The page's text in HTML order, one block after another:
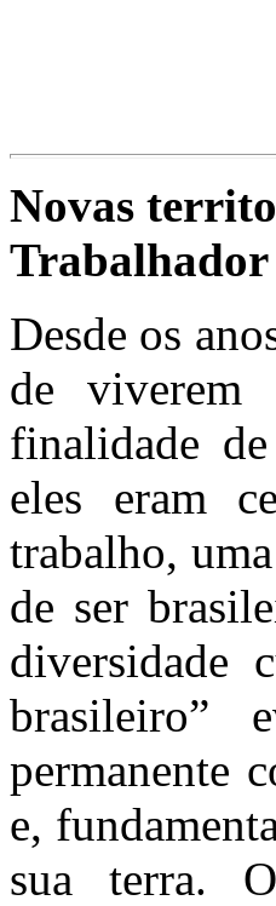
Novas
Trabalhador
Desde os
de viverem
finalidade
eles eram
trabalho,
de ser
diversidade
brasileiro”
permanente
e,
sua terra.